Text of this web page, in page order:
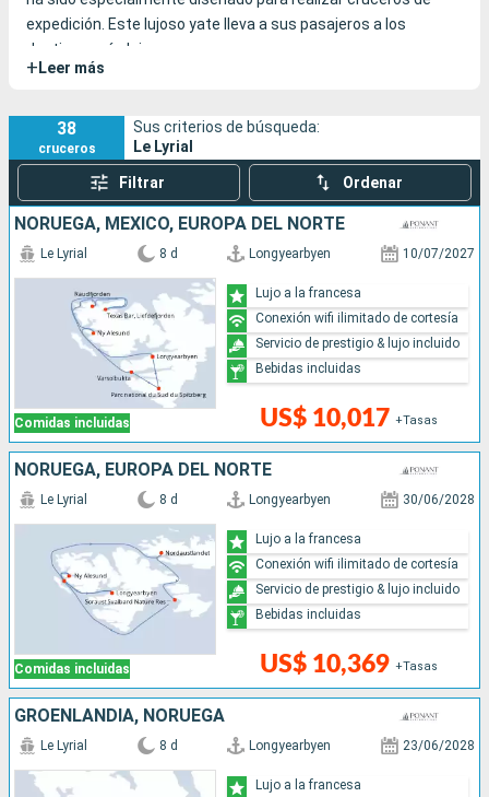
expedición. Este lujoso yate lleva a sus pasajeros a los
destinos más lejanos.
+ Leer más
38
cruceros
Sus criterios de búsqueda:
Le Lyrial
Filtrar Ordenar
NORUEGA, MÉXICO, EUROPA DEL NORTE
Comidas incluidas
Le Lyrial 8 d Longyearbyen 10/07/2027
US$ 10,017 +Tasas
Lujo a la francesa
Conexión wifi ilimitado de cortesía
Servicio de prestigio & lujo incluido
Bebidas incluidas
NORUEGA, EUROPA DEL NORTE
Comidas incluidas
Le Lyrial 8 d Longyearbyen 30/06/2028
US$ 10,369 +Tasas
Lujo a la francesa
Conexión wifi ilimitado de cortesía
Servicio de prestigio & lujo incluido
Bebidas incluidas
GROENLANDIA, NORUEGA
Le Lyrial 8 d Longyearbyen 23/06/2028
Lujo a la francesa